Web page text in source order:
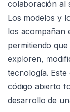
colaboración al
Los modelos y
los acompañan
permitiendo
exploren,
tecnología.
código abierto
desarrollo de